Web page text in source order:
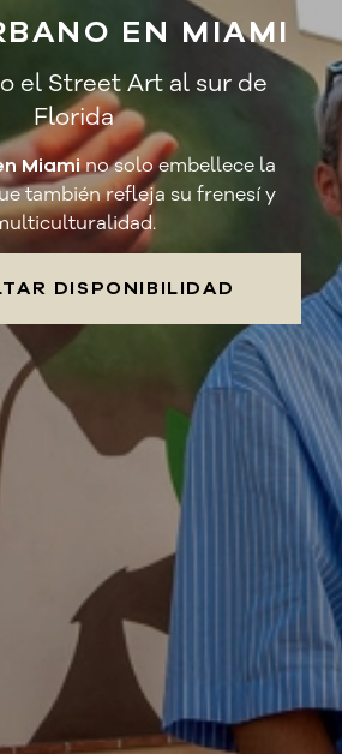
EN MIAMI
el Street Art al sur de
Florida
Miamino solo embellece la
también refleja su frenesí y
DISPONIBILIDAD